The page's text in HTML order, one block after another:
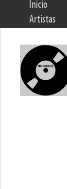
Inicio
Artistas